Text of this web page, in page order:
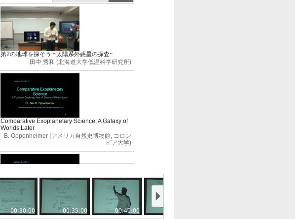
第2の地球を探そう ~太陽系外惑星の探査~
田中 秀和 (北海道大学低温科学研究所)
Comparative Exoplanetary Science; A Galaxy of
Worlds Later
B. Oppenheimer (アメリカ自然史博物館, コロン
ビア大学)
Comparative Exoplanetary Science; A Technical
Challenge Now
B. Oppenheimer (アメリカ自然史博物館, コロン
00:30:00 00:35:00 00:40:00